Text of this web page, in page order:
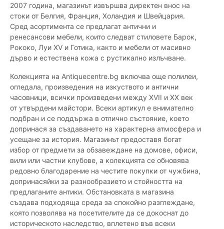
2007 година, магазинът извършва директен внос на
стоки от Белгия, Франция, Холандия и Швейцария.
Сред асортимента се предлагат антични и
ренесансови мебели, които следват стиловете Барок,
Рококо, Луи XV и Готика, както и мебели от масивно
дърво и естествена кожа с рустикално излъчване.
Колекцията на Antiquecentre.bg включва още полилеи,
огледала, произведения на изкуството и антични
часовници, всички произведени между XVII и XX век
от утвърдени майстори. Всеки артикул е внимателно
подбран и се поддържа в отлично състояние, което
допринася за създаването на характерна атмосфера и
усещане за история. Магазинът предоставя богат
избор от предмети за обзавеждане на домове, офиси,
вили или частни клубове, а колекцията се обновява
редовно благодарение на честите покупки от чужбина,
допринасяйки за разнообразието и стойността на
предлаганите антики. Обстановката в магазина
създава подходяща среда за спокойно разглеждане,
която позволява на посетителите да се докоснат до
историческото наследство, вплетено във всеки